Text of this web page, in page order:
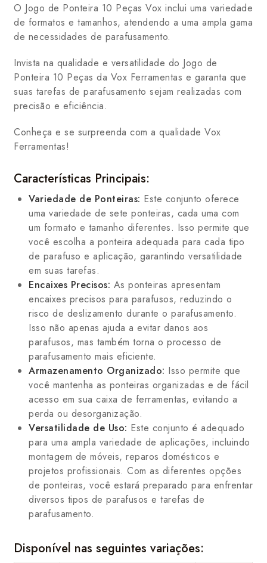
O Jogo de Ponteira 10 Peças Vox inclui uma variedade
de formatos e tamanhos, atendendo a uma ampla gama
de necessidades de parafusamento.
Invista na qualidade e versatilidade do Jogo de
Ponteira 10 Peças da Vox Ferramentas e garanta que
suas tarefas de parafusamento sejam realizadas com
precisão e eficiência.
Conheça e se surpreenda com a qualidade Vox
Ferramentas!
Características Principais:
Variedade de Ponteiras: Este conjunto oferece
uma variedade de sete ponteiras, cada uma com
um formato e tamanho diferentes. Isso permite que
você escolha a ponteira adequada para cada tipo
de parafuso e aplicação, garantindo versatilidade
em suas tarefas.
Encaixes Precisos: As ponteiras apresentam
encaixes precisos para parafusos, reduzindo o
risco de deslizamento durante o parafusamento.
Isso não apenas ajuda a evitar danos aos
parafusos, mas também torna o processo de
parafusamento mais eficiente.
Armazenamento Organizado: Isso permite que
você mantenha as ponteiras organizadas e de fácil
acesso em sua caixa de ferramentas, evitando a
perda ou desorganização.
Versatilidade de Uso: Este conjunto é adequado
para uma ampla variedade de aplicações, incluindo
montagem de móveis, reparos domésticos e
projetos profissionais. Com as diferentes opções
de ponteiras, você estará preparado para enfrentar
diversos tipos de parafusos e tarefas de
parafusamento.
Disponível nas seguintes variações: